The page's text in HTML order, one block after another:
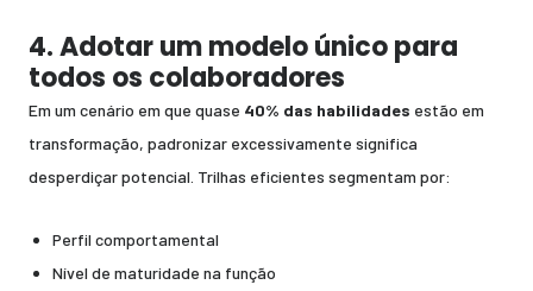
4. Adotar um modelo único para
todos os colaboradores
Em um cenário em que quase 40% das habilidades estão em
transformação, padronizar excessivamente significa
desperdiçar potencial. Trilhas eficientes segmentam por:
Perfil comportamental
Nível de maturidade na função